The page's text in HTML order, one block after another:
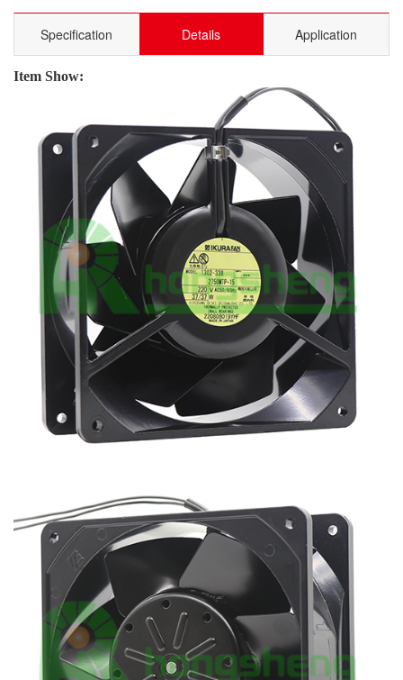
Specification Details Application
Item Show: